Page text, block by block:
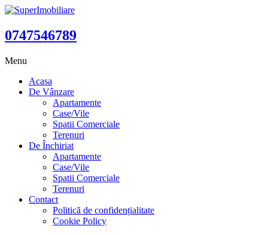
0747546789
Menu
Acasa
De Vânzare
Apartamente
Case/Vile
Spatii Comerciale
Terenuri
De Închiriat
Apartamente
Case/Vile
Spatii Comerciale
Terenuri
Contact
Politică de confidențialitate
Cookie Policy